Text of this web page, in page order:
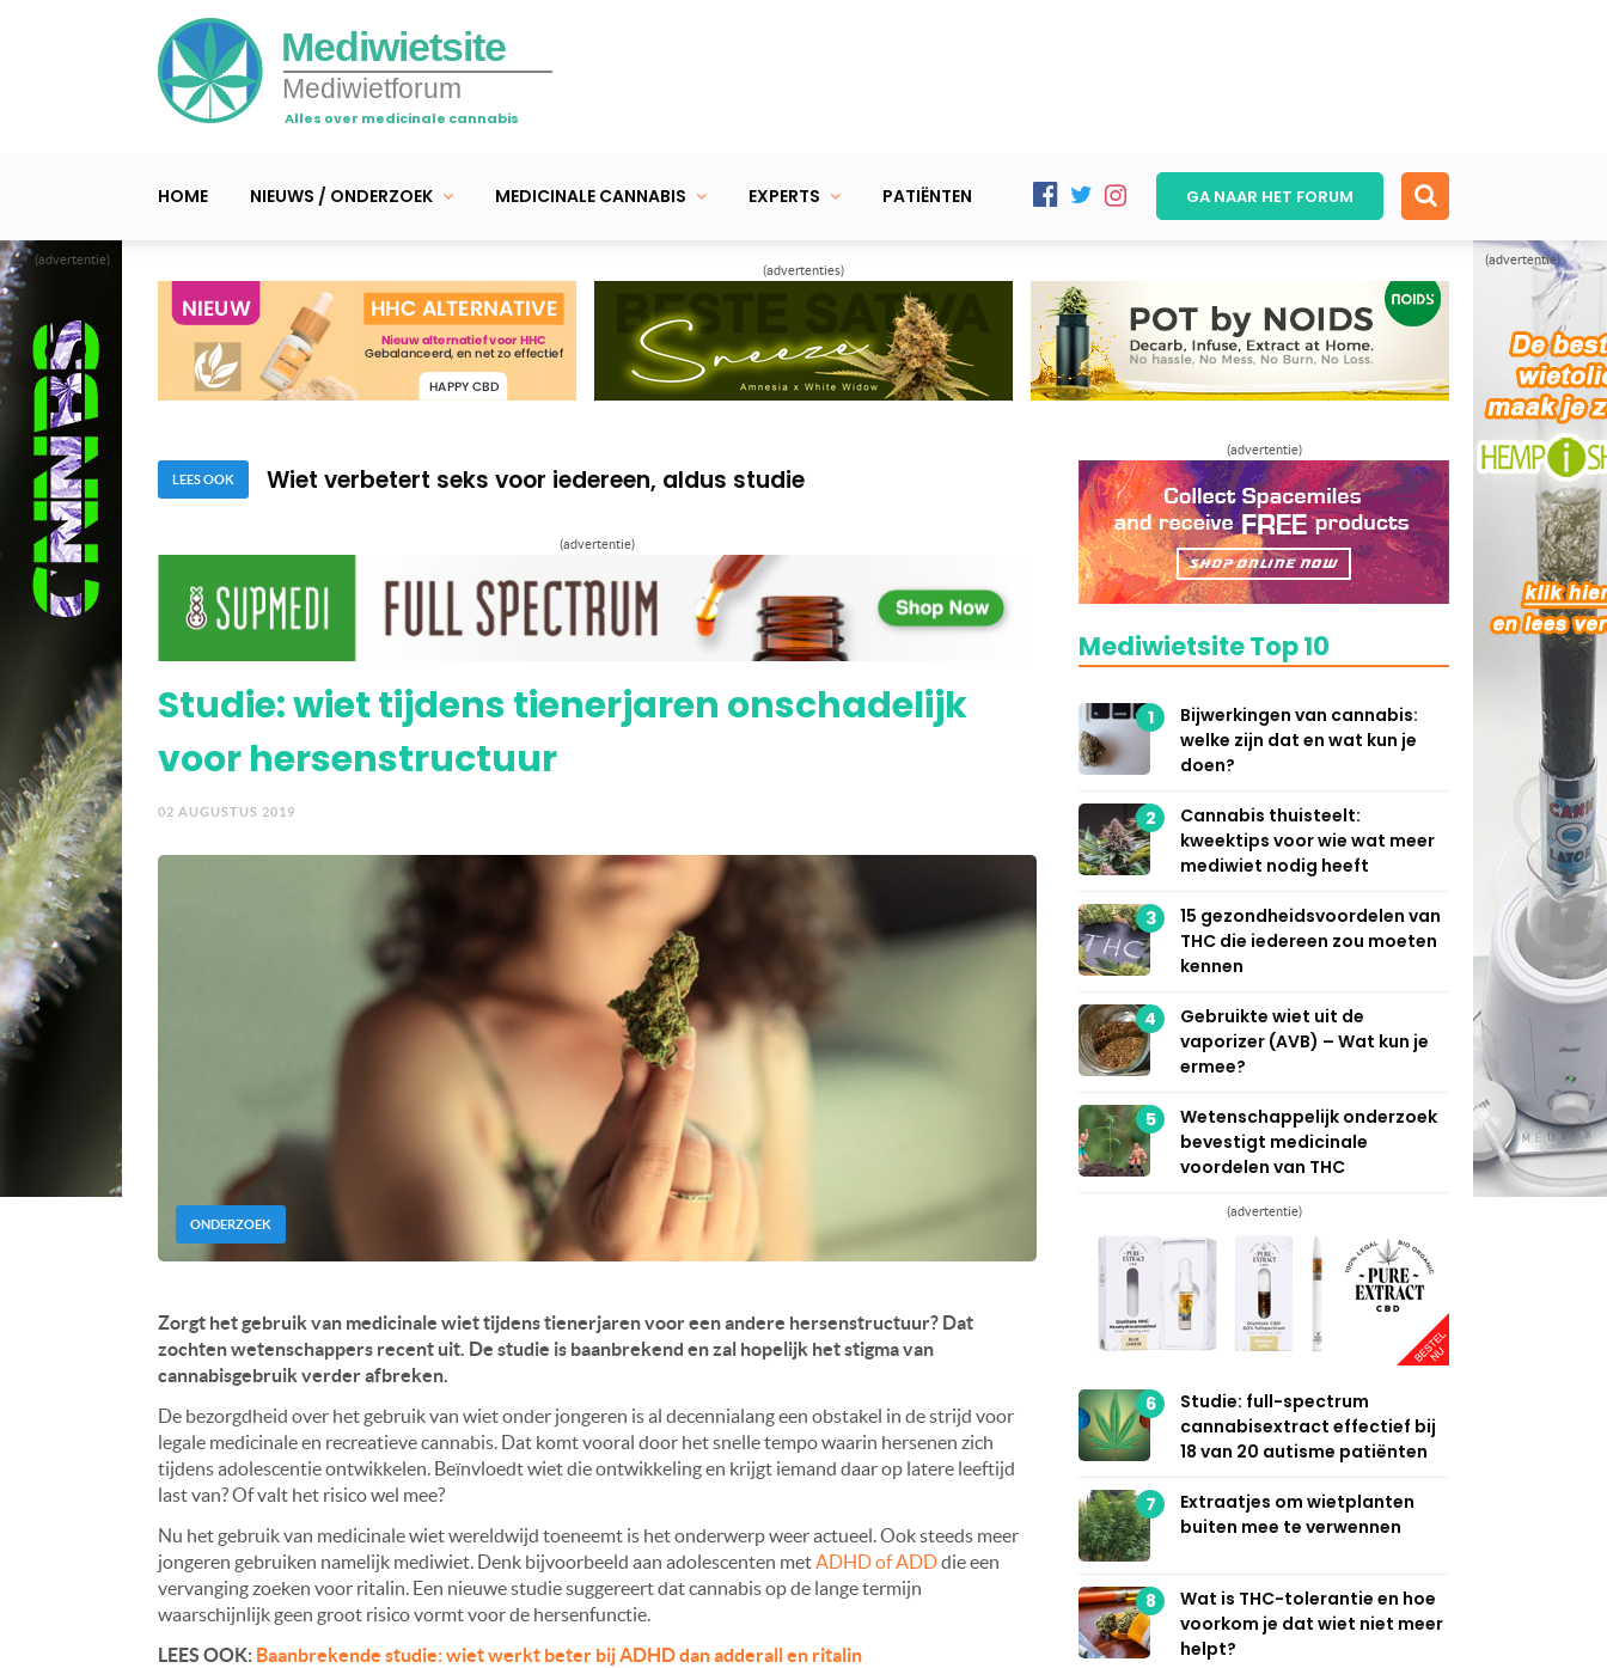
(advertentie) (advertentie)
Mediwietsite
Mediwietforum
Alles over medicinale cannabis
HOME NIEUWS / ONDERZOEK MEDICINALE CANNABIS EXPERTS PATIËNTEN GA NAAR HET FORUM
(advertenties)
LEES OOK
Onderzoek dat leverschade door CBD suggereert ontkracht
Soja kan schade aan bloedvaten door wiet roken voorkomen
Soja kan schade aan bloedvaten door wiet roken voorkomen
(advertentie)
Studie: wiet tijdens tienerjaren onschadelijk
voor hersenstructuur
02 AUGUSTUS 2019
ONDERZOEK
Zorgt het gebruik van medicinale wiet tijdens tienerjaren voor een andere hersenstructuur? Dat
zochten wetenschappers recent uit. De studie is baanbrekend en zal hopelijk het stigma van
cannabisgebruik verder afbreken.
De bezorgdheid over het gebruik van wiet onder jongeren is al decennialang een obstakel in de strijd voor
legale medicinale en recreatieve cannabis. Dat komt vooral door het snelle tempo waarin hersenen zich
tijdens adolescentie ontwikkelen. Beïnvloedt wiet die ontwikkeling en krijgt iemand daar op latere leeftijd
last van? Of valt het risico wel mee?
Nu het gebruik van medicinale wiet wereldwijd toeneemt is het onderwerp weer actueel. Ook steeds meer
jongeren gebruiken namelijk mediwiet. Denk bijvoorbeeld aan adolescenten metADHD of ADDdie een
vervanging zoeken voor ritalin. Een nieuwe studie suggereert dat cannabis op de lange termijn
waarschijnlijk geen groot risico vormt voor de hersenfunctie.
LEES OOK: Baanbrekende studie: wiet werkt beter bij ADHD dan adderall en ritalin
(advertentie)
Mediwietsite Top 10
1
Bijwerkingen van cannabis:
welke zijn dat en wat kun je
doen?
2
Cannabis thuisteelt:
kweektips voor wie wat meer
mediwiet nodig heeft
3
15 gezondheidsvoordelen van
THC die iedereen zou moeten
kennen
4
Gebruikte wiet uit de
vaporizer (AVB) – Wat kun je
ermee?
5
Wetenschappelijk onderzoek
bevestigt medicinale
voordelen van THC
(advertentie)
6
Studie: full-spectrum
cannabisextract effectief bij
18 van 20 autisme patiënten
7
Extraatjes om wietplanten
buiten mee te verwennen
8
Wat is THC-tolerantie en hoe
voorkom je dat wiet niet meer
helpt?